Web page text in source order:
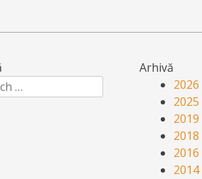
Arhivă
2026
2025
2019
2018
2016
2014